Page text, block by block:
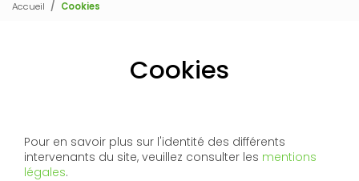
Accueil Cookies
Cookies
Pour en savoir plus sur l'identité des différents
intervenants du site, veuillez consulter les mentions
légales.